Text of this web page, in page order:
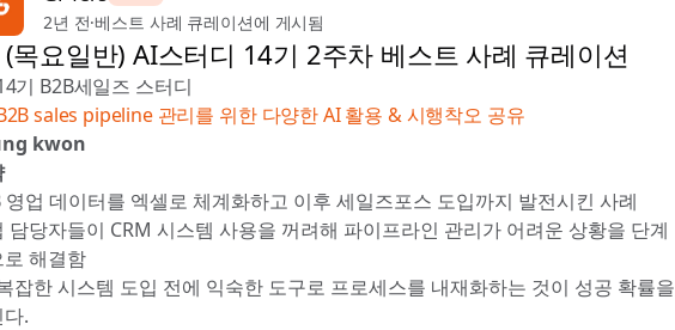
2년 전·베스트 사례 큐레이션에 게시됨
(목요일반) AI스터디 14기 2주차 베스트 사례 큐레이션
기 B2B세일즈 스터디
sales pipeline 관리를 위한 다양한 AI 활용 & 시행착오 공유
kwon
영업 데이터를 엑셀로 체계화하고 이후 세일즈포스 도입까지 발전시킨 사례
담당자들이 CRM 시스템 사용을 꺼려해 파이프라인 관리가 어려운 상황을 단계
로 해결함
잡한 시스템 도입 전에 익숙한 도구로 프로세스를 내재화하는 것이 성공 확률을
.